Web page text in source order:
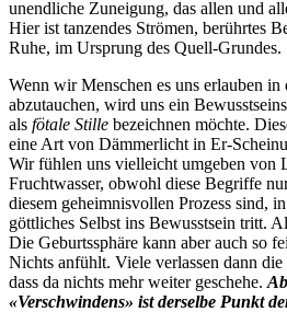
unendliche Zuneigung, das allen und
Hier ist tanzendes Strömen, berührtes
Ruhe, im Ursprung des Quell-Grundes.
Wenn wir Menschen es uns erlauben in
abzutauchen, wird uns ein
als fötale Stille bezeichnen möchte.
eine Art von Dämmerlicht in Er-
Wir fühlen uns vielleicht umgeben von
Fruchtwasser, obwohl diese Begriffe
diesem geheimnisvollen Prozess sind,
göttliches Selbst ins Bewusstsein tritt.
Die Geburtssphäre kann aber auch so
Nichts anfühlt. Viele verlassen dann
dass da nichts mehr weiter geschehe.
«Verschwindens» ist derselbe Punkt